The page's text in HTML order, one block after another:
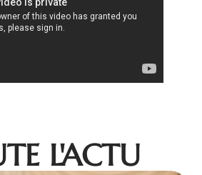
L'ACTU